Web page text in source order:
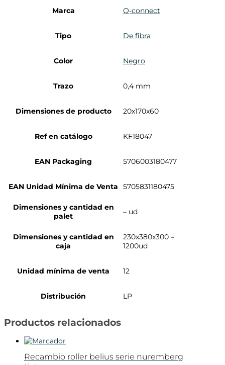
Marca
Q-connect
Tipo De fibra
Color Negro
Trazo 0,4 mm
Dimensiones de producto 20x170x60
Ref en catálogo KF18047
EAN Packaging 5706003180477
EAN Unidad Mínima de Venta 5705831180475
Dimensiones y cantidad en
palet
– ud
Dimensiones y cantidad en
caja
230x380x300 –
1200ud
Unidad mínima de venta 12
Distribución LP
Productos relacionados
Recambio roller belius serie nuremberg